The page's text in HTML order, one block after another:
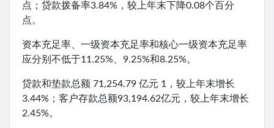
点；贷款拨备率3.84%，较上年末下降0.08个百分
点。
资本充足率、一级资本充足率和核心一级资本充足率
应分别不低于11.25%、9.25%和8.25%。
贷款和垫款总额 71,254.79 亿元 1，较上年末增长
3.44%；客户存款总额93,194.62亿元，较上年末增长
2.45%。